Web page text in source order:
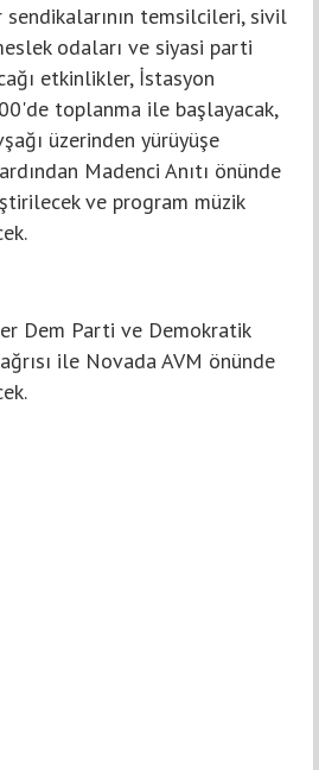
sendikalarının temsilcileri, sivil
odaları ve siyasi parti
etkinlikler, İstasyon
toplanma ile başlayacak,
üzerinden yürüyüşe
Madenci Anıtı önünde
ve program müzik
Dem Parti ve Demokratik
ile Novada AVM önünde